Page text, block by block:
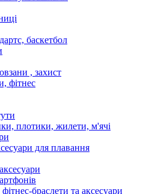
баскетбол
, захист
фітнес
плотики, жилети, м'ячі
для плавання
браслети та аксесуари